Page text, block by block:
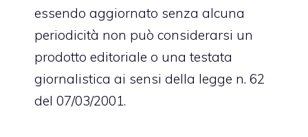
essendo aggiornato senza alcuna
periodicità non può considerarsi un
prodotto editoriale o una testata
giornalistica ai sensi della legge n. 62
del 07/03/2001.